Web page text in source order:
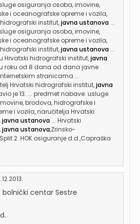
osiguranja osoba, imovine,
i oceanografske opreme i vozila,
institut,javna ustanova ...
osiguranja osoba, imovine,
i oceanografske opreme i vozila,
institut,javna ustanova ...
Hrvatski hidrografski institut,javna
roku od 8 dana od dana javne
stranicama ...
Hrvatski hidrografski institut,javna
je 13. ... predmet nabave: usluge
brodova, hidrografske i
i vozila, naručitelja Hrvatski
javna ustanova ... Hrvatski
javna ustanova,Zrinsko-
HOK osiguranje d.d.,Capraška
bolnički centar Sestre